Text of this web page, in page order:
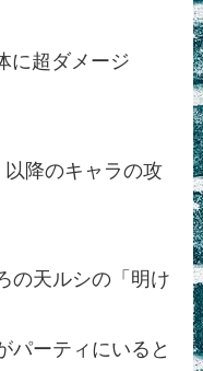
に超ダメージ
降のキャラの攻
の天ルシの「明け
パーティにいると